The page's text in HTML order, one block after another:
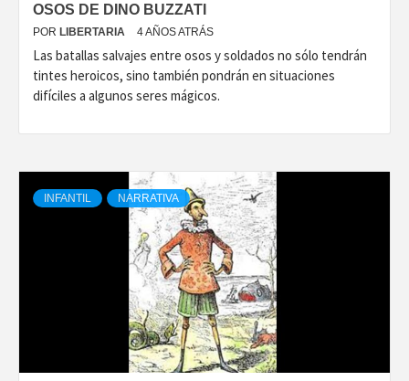
OSOS DE DINO BUZZATI
POR LIBERTARIA 4 AÑOS ATRÁS
Las batallas salvajes entre osos y soldados no sólo tendrán
tintes heroicos, sino también pondrán en situaciones
difíciles a algunos seres mágicos.
INFANTIL NARRATIVA